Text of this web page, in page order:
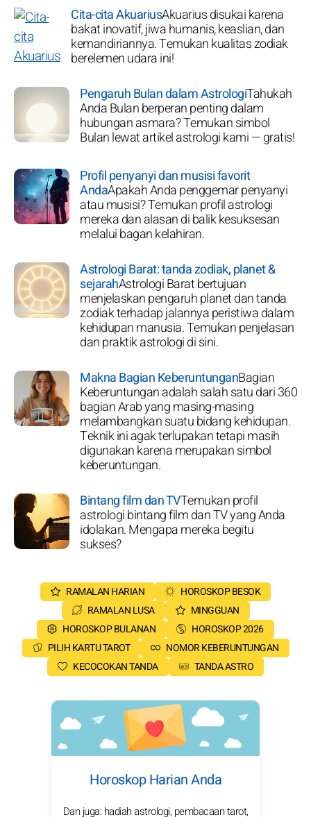
Cita-cita AkuariusAkuarius disukai karena
bakat inovatif, jiwa humanis, keaslian, dan
kemandiriannya. Temukan kualitas zodiak
berelemen udara ini!
Pengaruh Bulan dalam AstrologiTahukah
Anda Bulan berperan penting dalam
hubungan asmara? Temukan simbol
Bulan lewat artikel astrologi kami — gratis!
Profil penyanyi dan musisi favorit
AndaApakah Anda penggemar penyanyi
atau musisi? Temukan profil astrologi
mereka dan alasan di balik kesuksesan
melalui bagan kelahiran.
Astrologi Barat: tanda zodiak, planet &
sejarahAstrologi Barat bertujuan
menjelaskan pengaruh planet dan tanda
zodiak terhadap jalannya peristiwa dalam
kehidupan manusia. Temukan penjelasan
dan praktik astrologi di sini.
Makna Bagian KeberuntunganBagian
Keberuntungan adalah salah satu dari 360
bagian Arab yang masing-masing
melambangkan suatu bidang kehidupan.
Teknik ini agak terlupakan tetapi masih
digunakan karena merupakan simbol
keberuntungan.
Bintang film dan TVTemukan profil
astrologi bintang film dan TV yang Anda
idolakan. Mengapa mereka begitu
sukses?
RAMALAN HARIAN
HOROSKOP BESOK
RAMALAN LUSA
MINGGUAN
HOROSKOP BULANAN
HOROSKOP 2026
PILIH KARTU TAROT
NOMOR KEBERUNTUNGAN
KECOCOKAN TANDA
TANDA ASTRO
Horoskop Harian Anda
Dan juga: hadiah astrologi, pembacaan tarot,